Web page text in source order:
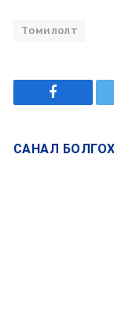
Томилолт
САНАЛ БОЛГОХ